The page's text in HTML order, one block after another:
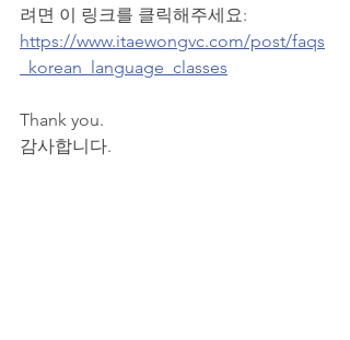
려면 이 링크를 클릭해주세요:
https://www.itaewongvc.com/post/faqs
_korean_language_classes
Thank you.
감사합니다.